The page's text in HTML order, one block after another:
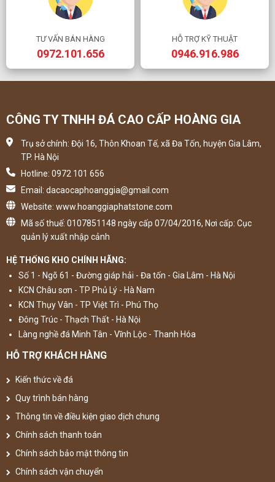
TƯ VẤN BÁN HÀNG
0972.101.656
HỖ TRỢ KỸ THUẬT
0946.916.986
CÔNG TY TNHH ĐÁ CAO CẤP HOÀNG GIA
Trụ sở chính: Đội 16, Thôn Khoan Tế, xã Đa Tốn, huyện Gia Lâm,
TP. Hà Nội
Hotline: 0972 101 656
Email: dacaocaphoanggia@gmail.com
Website: www.hoanggiaphatstone.com
Mã số thuế: 0107851148 ngày cấp 07/04/2016, Nơi cấp: Cục
quản lý xuất nhập cảnh
HỆ THỐNG KHO CHÍNH HÃNG:
Số 1 - Ngõ 61 - Đường giáp hải - Đa tốn - Gia Lâm - Hà Nội
KCN Châu sơn - TP Phủ Lý - Hà Nam
KCN Thụy Vân - TP Việt Trì - Phú Thọ
Đông Trúc - Thạch Thất - Hà Nội
Làng nghề đá Minh Tân - Vĩnh Lộc - Thanh Hóa
HỖ TRỢ KHÁCH HÀNG
Kiến thức về đá
Quy trình bán hàng
Thông tin về điều kiện giao dịch chung
Chính sách thanh toán
Chính sách bảo mật thông tin
Chính sách vận chuyển